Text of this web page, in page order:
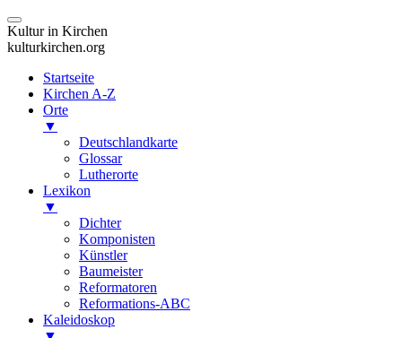
Kultur in Kirchen
kulturkirchen.org
Startseite
Kirchen A-Z
Orte
▼
Deutschlandkarte
Glossar
Lutherorte
Lexikon
▼
Dichter
Komponisten
Künstler
Baumeister
Reformatoren
Reformations-ABC
Kaleidoskop